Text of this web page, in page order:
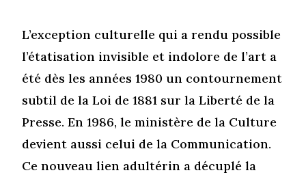
L’exception culturelle qui a rendu possible
l’étatisation invisible et indolore de l’art a
été dès les années 1980 un contournement
subtil de la Loi de 1881 sur la Liberté de la
Presse. En 1986, le ministère de la Culture
devient aussi celui de la Communication.
Ce nouveau lien adultérin a décuplé la